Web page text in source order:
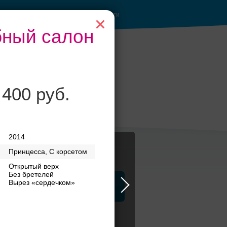
салон
руб.
2014
Принцесса, С корсетом
Открытый верх
Без бретелей
Вырез «сердечком»
Войти
залы до
50 гостей
ЗАГСы
бренд